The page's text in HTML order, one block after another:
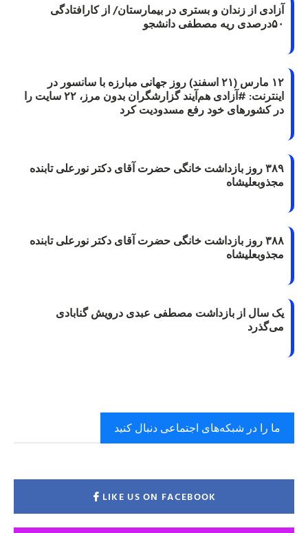
آزادی از زندان و بستری در بیمارستان/ از کارافتادگی
۵۰درصدی ریه مصطفی دانشجو
۱۲ مارس (۲۱ اسفند) روز جهانی مبارزه با سانسور در
اینترنت: #آزادی هم‌آیند گزارشگران‌ بدون مرز، ۲۲ سایت را
در کشورهای خود رفع مسدودیت کرد
۳۸۹ روز بازداشت خانگی حضرت آقای دکتر نورعلی تابنده
مجذوبعلیشاه
۳۸۸ روز بازداشت خانگی حضرت آقای دکتر نورعلی تابنده
مجذوبعلیشاه
یک سال از بازداشت مصطفی عبدی درویش گنابادی
می‌گذرد
ما را در شبکه‌های اجتماعی دنبال کنید
LIKE US ON FACEBOOK